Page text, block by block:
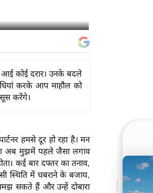
आई कोई दरार। उनके बदले
करके आप माहौल को
करेंगे।
हमसे दूर हो रहा है। मन
अब मुझमें पहले जैसा लगाव
कई बार दफ्तर का तनाव,
स्थिति में घबराने के बजाय,
सकते हैं और उन्हें दोबारा